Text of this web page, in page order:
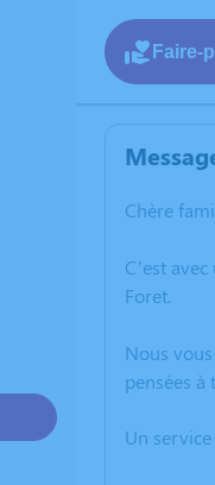
Faire-
Chère
C’est
Foret.
Nous
pensées
Un